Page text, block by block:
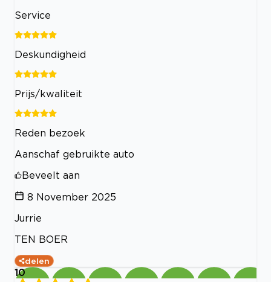
Service
Deskundigheid
Prijs/kwaliteit
Reden bezoek
Aanschaf gebruikte auto
Beveelt aan
8 November 2025
Jurrie
TEN BOER
delen
10